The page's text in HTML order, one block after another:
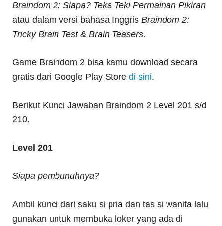
Braindom 2: Siapa? Teka Teki Permainan Pikiran
atau dalam versi bahasa InggrisBraindom 2:
Tricky Brain Test & Brain Teasers.
Game Braindom 2 bisa kamu download secara
gratis dari Google Play Storedi sini.
Berikut Kunci Jawaban Braindom 2 Level 201 s/d
210.
Level 201
Siapa pembunuhnya?
Ambil kunci dari saku si pria dan tas si wanita lalu
gunakan untuk membuka loker yang ada di